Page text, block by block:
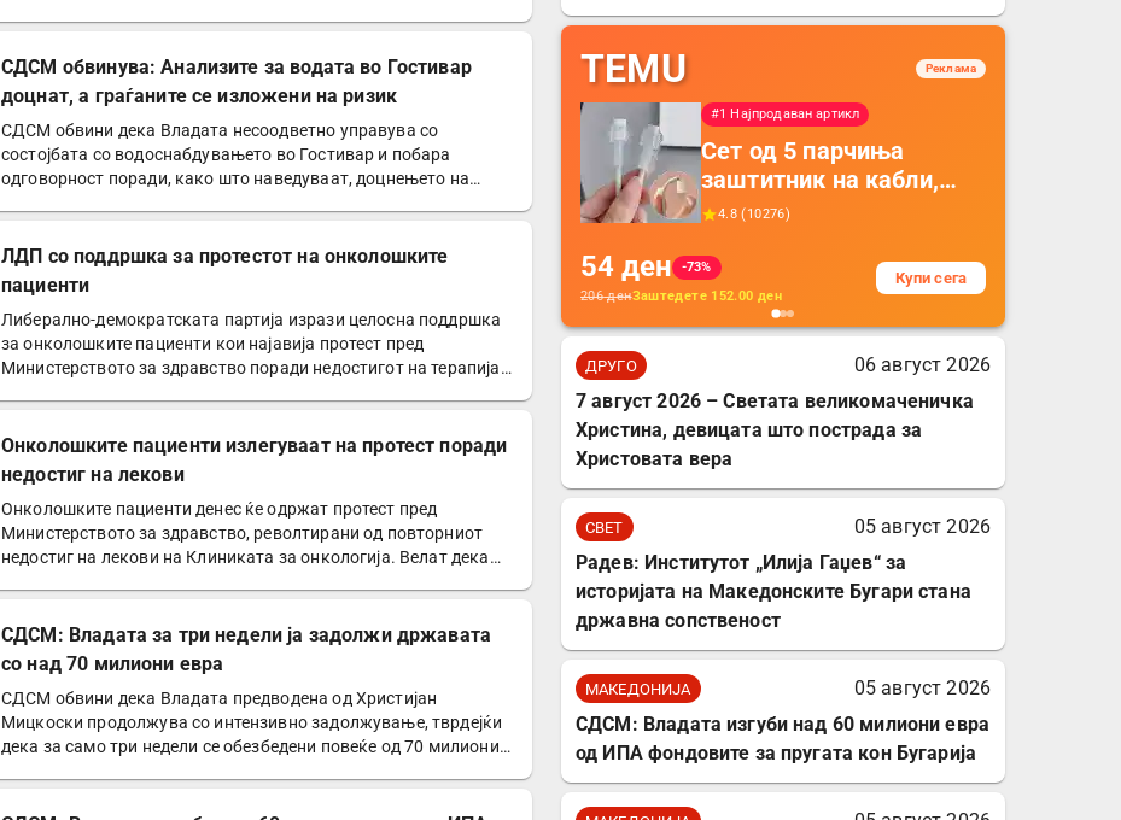
СДСМ обвинува: Анализите за водата во Гостивар
доцнат, а граѓаните се изложени на ризик
СДСМ обвини дека Владата несоодветно управува со
состојбата со водоснабдувањето во Гостивар и побара
одговорност поради, како што наведуваат, доцнењето на
ЛДП со поддршка за протестот на онколошките
пациенти
Либерално-демократската партија изрази целосна поддршка
за онколошките пациенти кои најавија протест пред
Министерството за здравство поради недостигот на терапија.
Онколошките пациенти излегуваат на протест поради
недостиг на лекови
Онколошките пациенти денес ќе одржат протест пред
Министерството за здравство, револтирани од повторниот
недостиг на лекови на Клиниката за онкологија. Велат дека
СДСМ: Владата за три недели ја задолжи државата
со над 70 милиони евра
СДСМ обвини дека Владата предводена од Христијан
Мицкоски продолжува со интензивно задолжување, тврдејќи
дека за само три недели се обезбедени повеќе од 70 милиони
TEMU Реклама
#1 Најпродаван артикл
Сет од 5 парчиња
заштитник на кабли,
прекривка за заштита
додатоци за заштита на
кабли, без батерија, за
мобилни телефони,
комплет за заштита на
4.8 (10276)
54 ден
-73%
206денЗаштедете 152.00 ден
Купи сега
ДРУГО
06 август 2026
7 август 2026 – Светата великомаченичка
Христина, девицата што пострада за
Христовата вера
СВЕТ
05 август 2026
Радев: Институтот „Илија Гаџев“ за
историјата на Македонските Бугари стана
државна сопственост
МАКЕДОНИЈА
05 август 2026
СДСМ: Владата изгуби над 60 милиони евра
од ИПА фондовите за пругата кон Бугарија